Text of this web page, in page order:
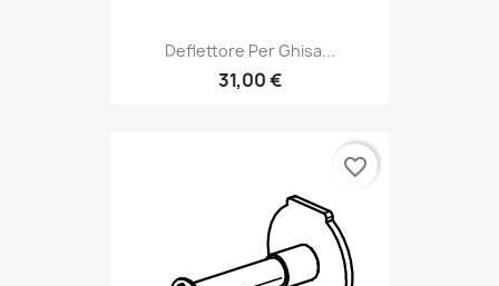
Deflettore Per Ghisa...
31,00 €
favorite_border